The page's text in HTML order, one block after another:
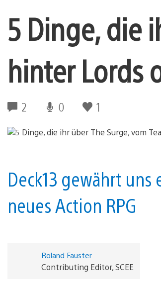
5 Dinge, die
hinter Lords
2 0 1
Deck13 gewährt
neues Action RPG
Roland Fauster
Contributing Editor, SCEE